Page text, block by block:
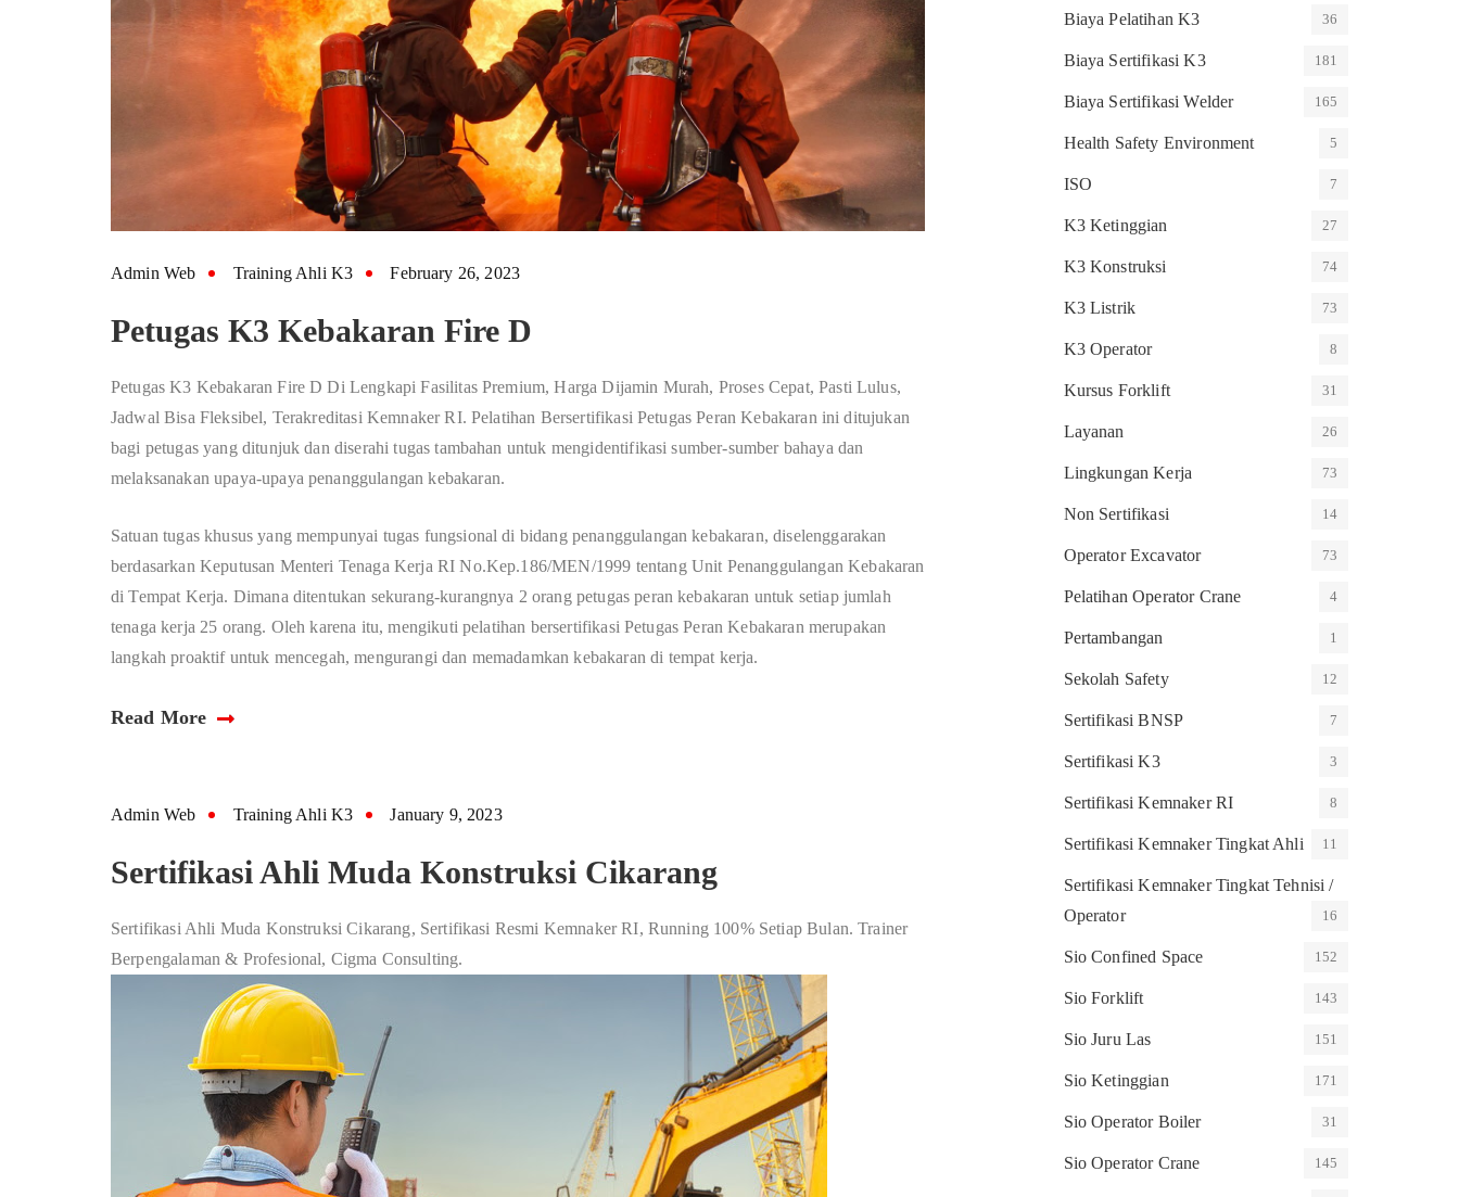
Admin Web Training Ahli K3 February 26, 2023
Petugas K3 Kebakaran Fire D
Petugas K3 Kebakaran Fire D Di Lengkapi Fasilitas Premium, Harga Dijamin Murah, Proses Cepat, Pasti Lulus,
Jadwal Bisa Fleksibel, Terakreditasi Kemnaker RI. Pelatihan Bersertifikasi Petugas Peran Kebakaran ini ditujukan
bagi petugas yang ditunjuk dan diserahi tugas tambahan untuk mengidentifikasi sumber-sumber bahaya dan
melaksanakan upaya-upaya penanggulangan kebakaran.
Satuan tugas khusus yang mempunyai tugas fungsional di bidang penanggulangan kebakaran, diselenggarakan
berdasarkan Keputusan Menteri Tenaga Kerja RI No.Kep.186/MEN/1999 tentang Unit Penanggulangan Kebakaran
di Tempat Kerja. Dimana ditentukan sekurang-kurangnya 2 orang petugas peran kebakaran untuk setiap jumlah
tenaga kerja 25 orang. Oleh karena itu, mengikuti pelatihan bersertifikasi Petugas Peran Kebakaran merupakan
langkah proaktif untuk mencegah, mengurangi dan memadamkan kebakaran di tempat kerja.
Read More
Admin Web Training Ahli K3 January 9, 2023
Sertifikasi Ahli Muda Konstruksi Cikarang
Sertifikasi Ahli Muda Konstruksi Cikarang, Sertifikasi Resmi Kemnaker RI, Running 100% Setiap Bulan. Trainer
Berpengalaman & Profesional, Cigma Consulting.
Biaya Pelatihan K3 36
Biaya Sertifikasi K3 181
Biaya Sertifikasi Welder 165
Health Safety Environment 5
ISO 7
K3 Ketinggian 27
K3 Konstruksi 74
K3 Listrik 73
K3 Operator 8
Kursus Forklift 31
Layanan 26
Lingkungan Kerja 73
Non Sertifikasi 14
Operator Excavator 73
Pelatihan Operator Crane 4
Pertambangan 1
Sekolah Safety 12
Sertifikasi BNSP 7
Sertifikasi K3 3
Sertifikasi Kemnaker RI 8
Sertifikasi Kemnaker Tingkat Ahli 11
Sertifikasi Kemnaker Tingkat Tehnisi /
Operator
16
Sio Confined Space 152
Sio Forklift 143
Sio Juru Las 151
Sio Ketinggian 171
Sio Operator Boiler 31
Sio Operator Crane 145